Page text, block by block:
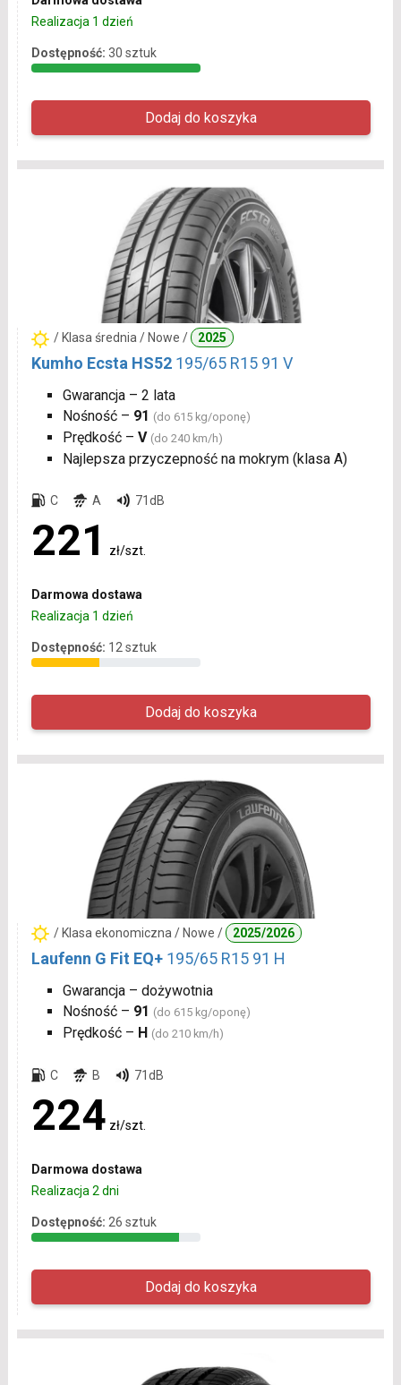
Realizacja 1 dzień
Dostępność: 30 sztuk
/ Klasa średnia / Nowe / 2025
Kumho Ecsta HS52 195/65 R15 91 V
Gwarancja – 2 lata
Nośność – 91 (do 615 kg/oponę)
Prędkość – V (do 240 km/h)
Najlepsza przyczepność na mokrym (klasa A)
C A 71dB
221 zł/szt.
Darmowa dostawa
Realizacja 1 dzień
Dostępność: 12 sztuk
/ Klasa ekonomiczna / Nowe / 2025/2026
Laufenn G Fit EQ+ 195/65 R15 91 H
Gwarancja – dożywotnia
Nośność – 91 (do 615 kg/oponę)
Prędkość – H (do 210 km/h)
C B 71dB
224 zł/szt.
Darmowa dostawa
Realizacja 2 dni
Dostępność: 26 sztuk